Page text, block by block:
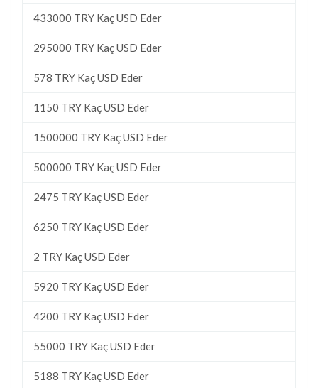
433000 TRY Kaç USD Eder
295000 TRY Kaç USD Eder
578 TRY Kaç USD Eder
1150 TRY Kaç USD Eder
1500000 TRY Kaç USD Eder
500000 TRY Kaç USD Eder
2475 TRY Kaç USD Eder
6250 TRY Kaç USD Eder
2 TRY Kaç USD Eder
5920 TRY Kaç USD Eder
4200 TRY Kaç USD Eder
55000 TRY Kaç USD Eder
5188 TRY Kaç USD Eder